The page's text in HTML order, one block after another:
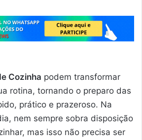
Cozinha podem transformar
rotina, tornando o preparo das
prático e prazeroso. Na
nem sempre sobra disposição
mas isso não precisa ser